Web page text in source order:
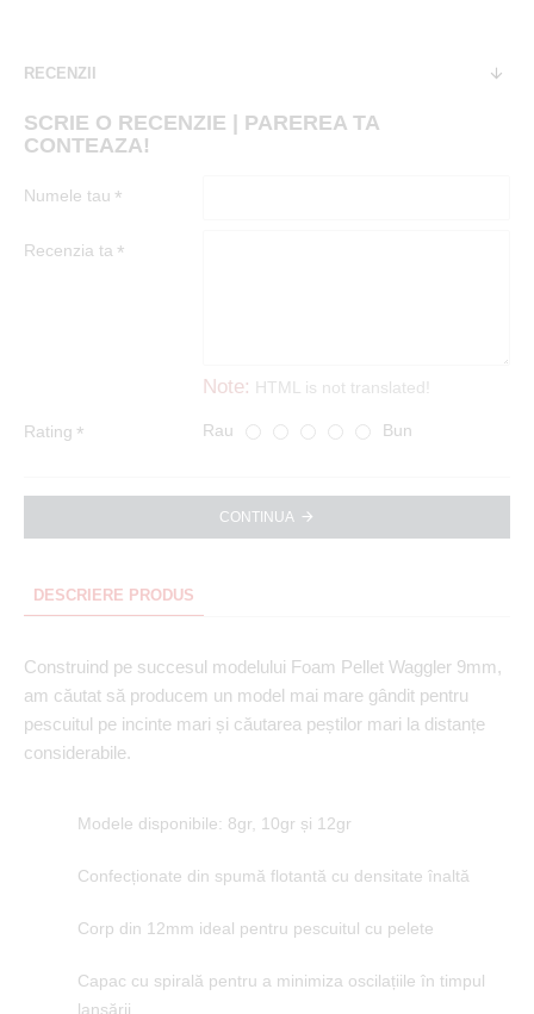
RECENZII
SCRIE O RECENZIE | PAREREA TA
CONTEAZA!
Numele tau
Recenzia ta
Note: HTML is not translated!
Rating Rau Bun
CONTINUA
DESCRIERE PRODUS
Construind pe succesul modelului Foam Pellet Waggler 9mm,
am căutat să producem un model mai mare gândit pentru
pescuitul pe incinte mari și căutarea peștilor mari la distanțe
considerabile.
Modele disponibile: 8gr, 10gr și 12gr
Confecționate din spumă flotantă cu densitate înaltă
Corp din 12mm ideal pentru pescuitul cu pelete
Capac cu spirală pentru a minimiza oscilațiile în timpul
lansării